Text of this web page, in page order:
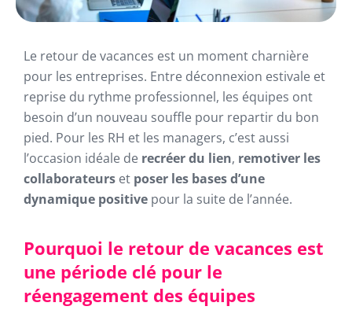
Le retour de vacances est un moment charnière
pour les entreprises. Entre déconnexion estivale et
reprise du rythme professionnel, les équipes ont
besoin d’un nouveau souffle pour repartir du bon
pied. Pour les RH et les managers, c’est aussi
l’occasion idéale de recréer du lien, remotiver les
collaborateurs et poser les bases d’une
dynamique positive pour la suite de l’année.
Pourquoi le retour de vacances est
une période clé pour le
réengagement des équipes